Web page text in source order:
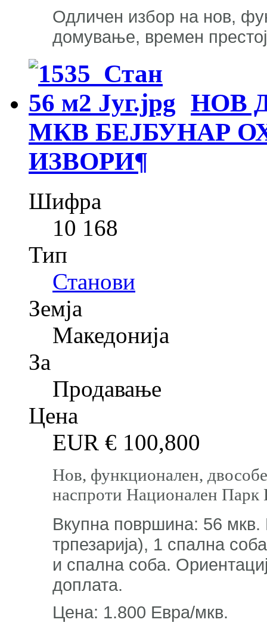
Одличен избор на нов,
домување, времен
НОВ
МКВ БЕЈБУНАР
ИЗВОРИ¶
Шифра
10 168
Тип
Станови
Земја
Македонија
За
Продавање
Цена
EUR € 100,800
Нов, функционален,
наспроти Национален Парк
Вкупна површина: 56 мкв.
трпезарија), 1 спална
и спална соба.
доплата.
Цена: 1.800 Евра/мкв.